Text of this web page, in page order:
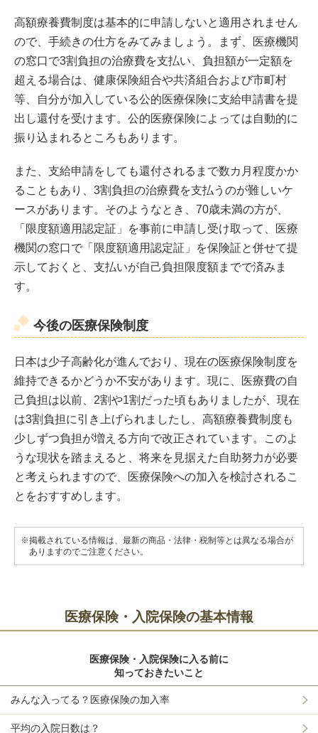
高額療養費制度は基本的に申請しないと適用されません
ので、手続きの仕方をみてみましょう。まず、医療機関
の窓口で3割負担の治療費を支払い、負担額が一定額を
超える場合は、健康保険組合や共済組合および市町村
等、自分が加入している公的医療保険に支給申請書を提
出し還付を受けます。公的医療保険によっては自動的に
振り込まれるところもあります。
また、支給申請をしても還付されるまで数カ月程度かか
ることもあり、3割負担の治療費を支払うのが難しいケ
ースがあります。そのようなとき、70歳未満の方が、
「限度額適用認定証」を事前に申請し受け取って、医療
機関の窓口で「限度額適用認定証」を保険証と併せて提
示しておくと、支払いが自己負担限度額までで済みま
す。
今後の医療保険制度
日本は少子高齢化が進んでおり、現在の医療保険制度を
維持できるかどうか不安があります。現に、医療費の自
己負担は以前、2割や1割だった頃もありましたが、現在
は3割負担に引き上げられましたし、高額療養費制度も
少しずつ負担が増える方向で改正されています。このよ
うな現状を踏まえると、将来を見据えた自助努力が必要
と考えられますので、医療保険への加入を検討されるこ
とをおすすめします。
※掲載されている情報は、最新の商品・法律・税制等とは異なる場合が
ありますのでご注意ください。
医療保険・入院保険の基本情報
医療保険・入院保険に入る前に
知っておきたいこと
みんな入ってる？医療保険の加入率
平均の入院日数は？